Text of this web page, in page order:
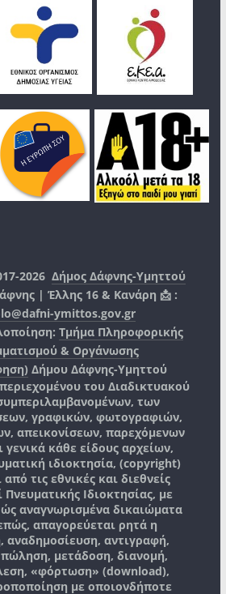
2026Δήμος Δάφνης-Υμηττού
| Έλλης 16 & Κανάρη 📩 :
ymittos.gov.gr
Τμήμα Πληροφορικής
& Οργάνωσης
Δήμου Δάφνης-Υμηττού
του Διαδικτυακού
των
γραφικών, φωτογραφιών,
απεικονίσεων, παρεχόμενων
κάθε είδους αρχείων,
ιδιοκτησία, (copyright)
τις εθνικές και διεθνείς
Πνευματικής Ιδιοκτησίας, με
αναγνωρισμένα δικαιώματα
απαγορεύεται ρητά η
αναδημοσίευση, αντιγραφή,
μετάδοση, διανομή,
«φόρτωση» (download),
με οποιονδήποτε